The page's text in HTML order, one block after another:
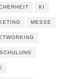
KI
MESSE
SCHULUNG